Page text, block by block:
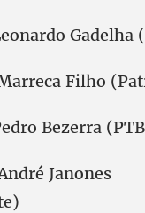
Gadelha
Filho
Bezerra
Janones